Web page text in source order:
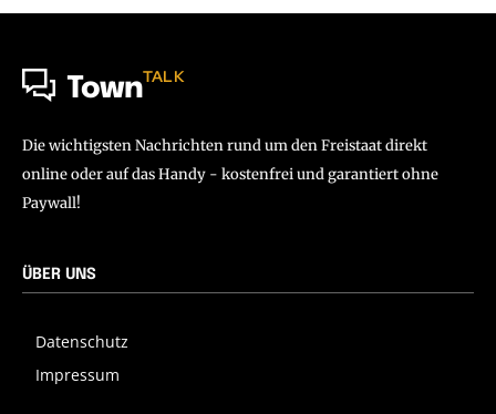
TownTALK
Die wichtigsten Nachrichten rund um den Freistaat direkt
online oder auf das Handy - kostenfrei und garantiert ohne
Paywall!
ÜBER UNS
Datenschutz
Impressum